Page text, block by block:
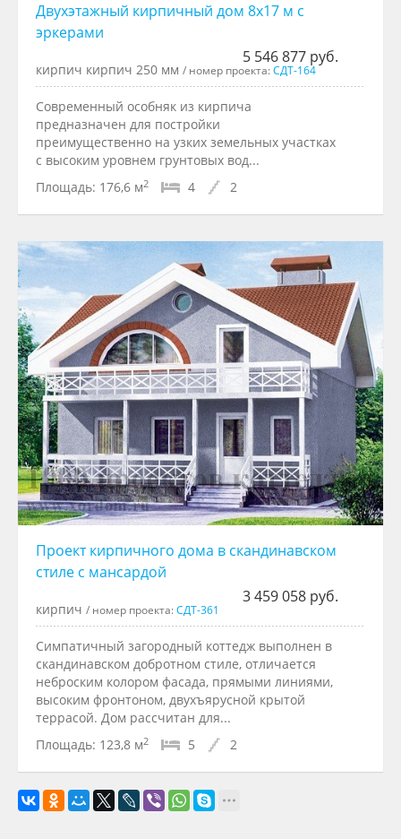
Двухэтажный кирпичный дом 8х17 м с
эркерами
5 546 877 руб.
кирпич кирпич 250 мм / номер проекта:СДТ-164
Современный особняк из кирпича
предназначен для постройки
преимущественно на узких земельных участках
с высоким уровнем грунтовых вод...
Площадь: 176,6 м2 4 2
Проект кирпичного дома в скандинавском
стиле с мансардой
3 459 058 руб.
кирпич / номер проекта:СДТ-361
Симпатичный загородный коттедж выполнен в
скандинавском добротном стиле, отличается
неброским колором фасада, прямыми линиями,
высоким фронтоном, двухъярусной крытой
террасой. Дом рассчитан для...
Площадь: 123,8 м2 5 2